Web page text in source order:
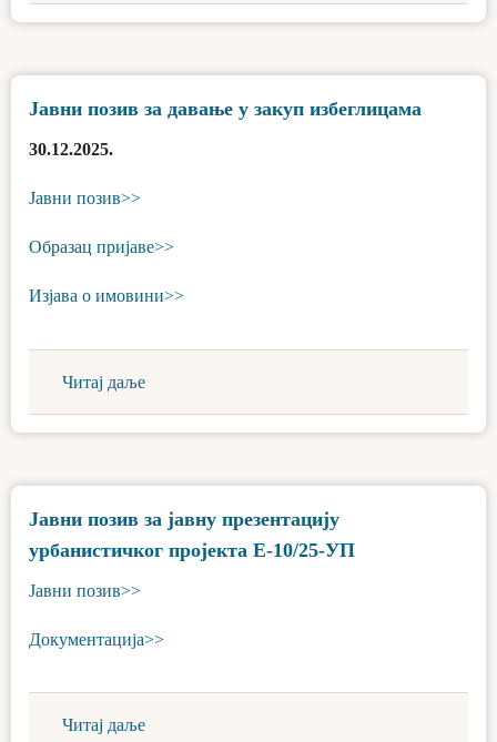
Јавни позив за давање у закуп избеглицама
30.12.2025.
Јавни позив>>
Образац пријаве>>
Изјава о имовини>>
Читај даље
Јавни позив за јавну презентацију
урбанистичког пројекта Е-10/25-УП
Јавни позив>>
Документација>>
Читај даље